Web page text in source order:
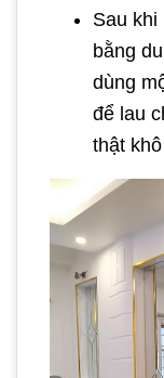
Sau khi
bằng
dùng
để lau
thật